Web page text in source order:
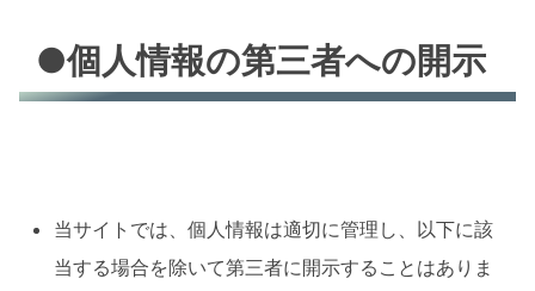
●個人情報の第三者への開示
当サイトでは、個人情報は適切に管理し、以下に該
当する場合を除いて第三者に開示することはありま